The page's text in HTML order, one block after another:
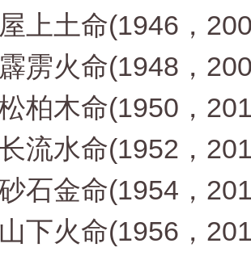
上土命(1946，
雳火命(1948，
柏木命(1950，
流水命(1952，
石金命(1954，
下火命(1956，